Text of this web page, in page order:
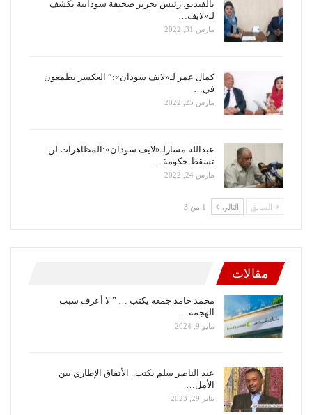
بالفيديو: رئيس تحرير صحيفة سودانية يكشف
لـ«لايف…
مارس 31, 2022
كمال عمر لـ«لايف سودان»:” العكسر يطمعون
في…
مارس 25, 2022
عبدالله مسارلـ«لايف سودان»:المظاهرات لن
تسقط حكومة…
مارس 24, 2022
السابق التالي 1 من 3
مقالات
محمد حامد جمعة يكتب … ” لا أعرف سبب
الهجمة…
مايو 9, 2024
عبد الناصر سلم يكتب.. الأتفاق الإطاري بين
الأمل…
يناير 29, 2023